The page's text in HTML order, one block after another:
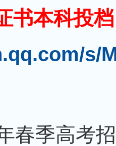
书本科投
s/
春季高考